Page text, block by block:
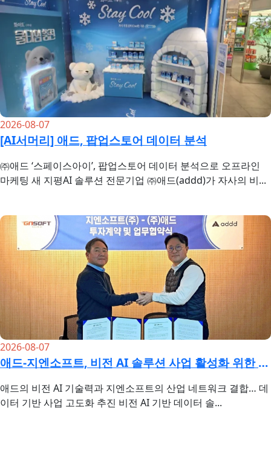
2026-08-07
[AI서머리] 애드, 팝업스토어 데이터 분석
㈜애드 ‘스페이스아이’, 팝업스토어 데이터 분석으로 오프라인
마케팅 새 지평AI 솔루션 전문기업 ㈜애드(addd)가 자사의 비...
2026-08-07
애드-지엔소프트, 비전 AI 솔루션 사업 활성화 위한 투자 및 업무협약 …
애드의 비전 AI 기술력과 지엔소프트의 산업 네트워크 결합… 데
이터 기반 사업 고도화 추진 비전 AI 기반 데이터 솔...